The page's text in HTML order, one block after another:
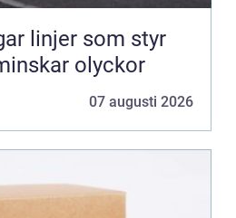
linjer som styr
olyckor
07 augusti 2026